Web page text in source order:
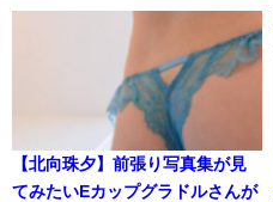
【北向珠夕】前張り写真集が見
てみたいEカップグラドルさんが